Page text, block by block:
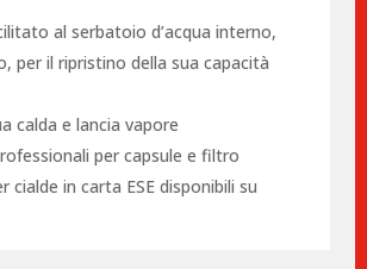
al serbatoio d’acqua interno,
per il ripristino della sua capacità
calda e lancia vapore
per capsule e filtro
cialde in carta ESE disponibili su